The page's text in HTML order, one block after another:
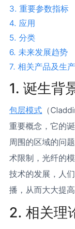
3. 重要参数指标
4. 应用
5. 分类
6. 未来发展趋势
7. 相关产品及生
1. 诞生背
包层模式 （
重要概念，它的
周围的区域的问
术限制，光纤的
技术的发展，人
播，从而大大提
2. 相关理